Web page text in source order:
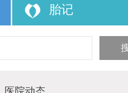
胎记